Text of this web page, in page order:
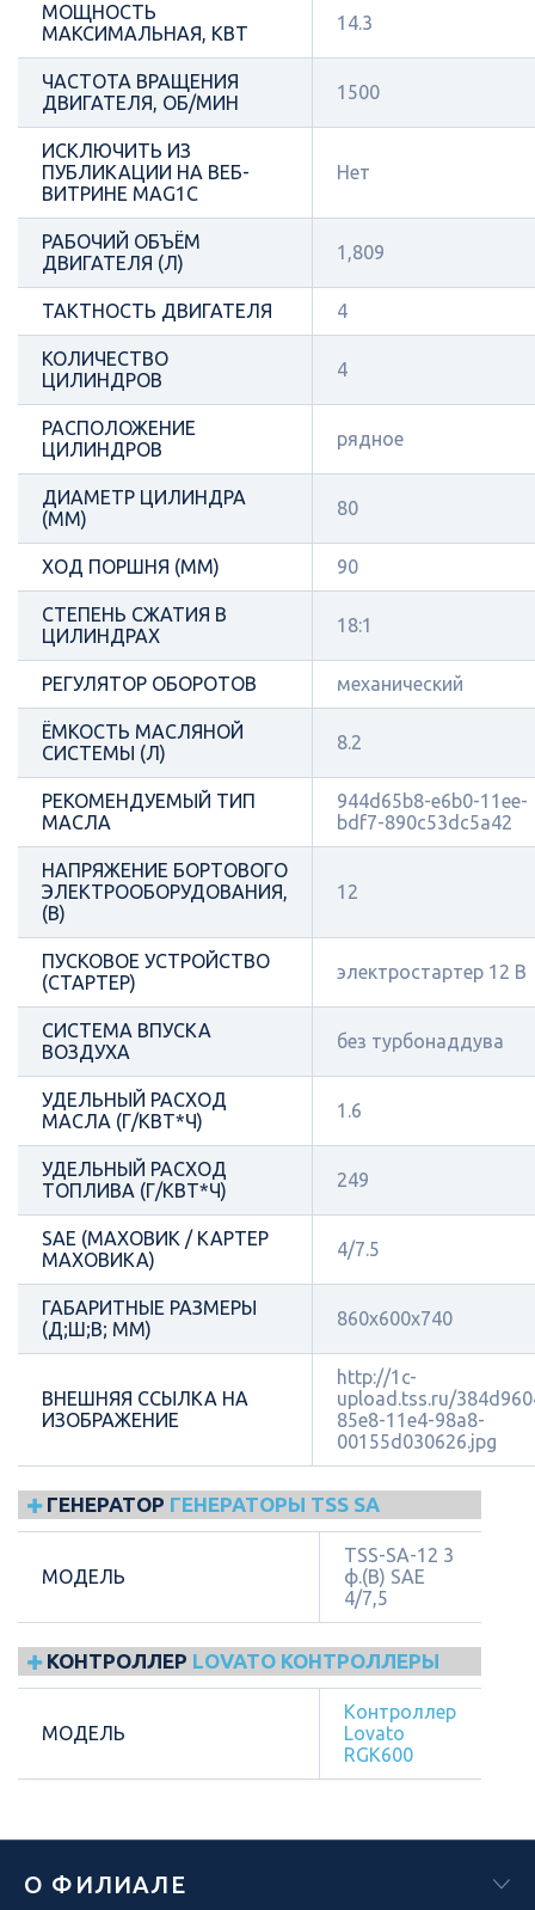
МОЩНОСТЬ
МАКСИМАЛЬНАЯ, КВТ
14.3
ЧАСТОТА ВРАЩЕНИЯ
ДВИГАТЕЛЯ, ОБ/МИН
1500
ИСКЛЮЧИТЬ ИЗ
ПУБЛИКАЦИИ НА ВЕБ-
ВИТРИНЕ MAG1C
Нет
РАБОЧИЙ ОБЪЁМ
ДВИГАТЕЛЯ (Л)
1,809
ТАКТНОСТЬ ДВИГАТЕЛЯ 4
КОЛИЧЕСТВО
ЦИЛИНДРОВ
4
РАСПОЛОЖЕНИЕ
ЦИЛИНДРОВ
рядное
ДИАМЕТР ЦИЛИНДРА
(ММ)
80
ХОД ПОРШНЯ (ММ) 90
СТЕПЕНЬ СЖАТИЯ В
ЦИЛИНДРАХ
18:1
РЕГУЛЯТОР ОБОРОТОВ механический
ЁМКОСТЬ МАСЛЯНОЙ
СИСТЕМЫ (Л)
8.2
РЕКОМЕНДУЕМЫЙ ТИП
МАСЛА
944d65b8-e6b0-11ee-
bdf7-890c53dc5a42
НАПРЯЖЕНИЕ БОРТОВОГО
ЭЛЕКТРООБОРУДОВАНИЯ,
(В)
12
ПУСКОВОЕ УСТРОЙСТВО
(СТАРТЕР)
электростартер 12 В
СИСТЕМА ВПУСКА
ВОЗДУХА
без турбонаддува
УДЕЛЬНЫЙ РАСХОД
МАСЛА (Г/КВТ*Ч)
1.6
УДЕЛЬНЫЙ РАСХОД
ТОПЛИВА (Г/КВТ*Ч)
249
SAE (МАХОВИК / КАРТЕР
МАХОВИКА)
4/7.5
ГАБАРИТНЫЕ РАЗМЕРЫ
(Д;Ш;В; ММ)
860x600x740
ВНЕШНЯЯ ССЫЛКА НА
ИЗОБРАЖЕНИЕ
http://1c-
upload.tss.ru/
85e8-11e4-98a8-
00155d030626.jpg
ГЕНЕРАТОР ГЕНЕРАТОРЫ TSS SA
МОДЕЛЬ
TSS-SA-12 3
ф.(B) SAE
4/7,5
КОНТРОЛЛЕР LOVATO КОНТРОЛЛЕРЫ
МОДЕЛЬ
Контроллер
Lovato
RGK600
О ФИЛИАЛЕ